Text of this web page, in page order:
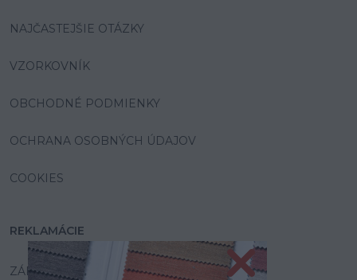
NAJČASTEJŠIE OTÁZKY
VZORKOVNÍK
OBCHODNÉ PODMIENKY
OCHRANA OSOBNÝCH ÚDAJOV
COOKIES
REKLAMÁCIE
ZÁRUKA A SERVIS